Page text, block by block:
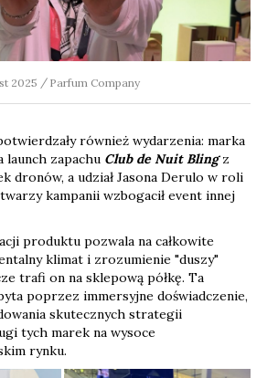
2025 Parfum Company
również wydarzenia: marka
launch zapachu Club de Nuit Blingz
dronów, a udział Jasona Derulo w roli
kampanii wzbogacił event innej
produktu pozwala na całkowite
klimat i zrozumienie "duszy"
trafi on na sklepową półkę. Ta
poprzez immersyjne doświadczenie,
skutecznych strategii
tych marek na wysoce
rynku.